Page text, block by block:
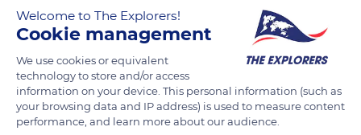
forma irregular. Además posee un revestimiento lacado que
puede tener hasta medio centímetro de espesor, que le da un
color marrón rojizo, con el tiempo se vuelve de color marrón
oscuro. Durante la fase de crecimiento el borde del sombrero
es blanquecino, pero cuando deja de crecer se vuelve del
mismo color que el resto.
Welcome to The Explorers!
Cookie management
We use cookies or equivalent
technology to store and/or access
information on your device. This personal information (such as
your browsing data and IP address) is used to measure content
performance, and learn more about our audience.